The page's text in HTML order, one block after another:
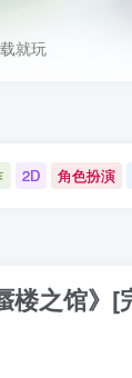
就玩
2D 角色扮演
楼之馆》